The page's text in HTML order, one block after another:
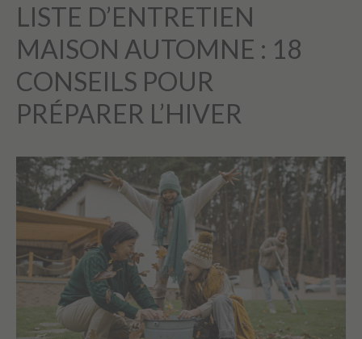
LISTE D’ENTRETIEN
MAISON AUTOMNE : 18
CONSEILS POUR
PRÉPARER L’HIVER